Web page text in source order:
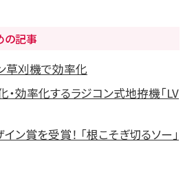
の記事
草刈機で効率化
効率化するラジコン式地拵機「LV
ン賞を受賞！ 「根こそぎ切るソー」